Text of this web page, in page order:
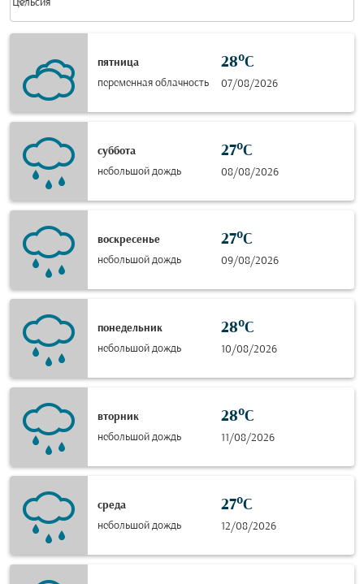
Цельсия
пятница
переменная облачность
28°C
07/08/2026
суббота
небольшой дождь
27°C
08/08/2026
воскресенье
небольшой дождь
27°C
09/08/2026
понедельник
небольшой дождь
28°C
10/08/2026
вторник
небольшой дождь
28°C
11/08/2026
среда
небольшой дождь
27°C
12/08/2026